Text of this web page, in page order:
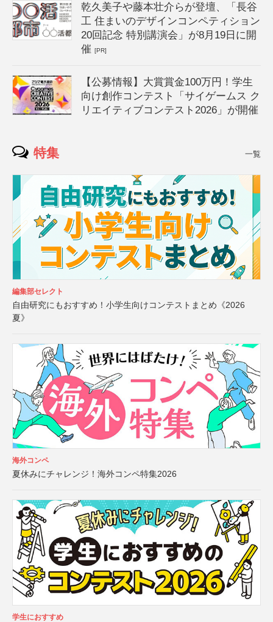
乾久美子や藤本壮介らが登壇、「長谷
工 住まいのデザインコンペティション
20回記念 特別講演会」が8月19日に開
催[PR]
【公募情報】大賞賞金100万円！学生
向け創作コンテスト「サイゲームス ク
リエイティブコンテスト2026」が開催
特集 一覧
編集部セレクト
自由研究にもおすすめ！小学生向けコンテストまとめ《2026
夏》
海外コンペ
夏休みにチャレンジ！海外コンペ特集2026
学生におすすめ